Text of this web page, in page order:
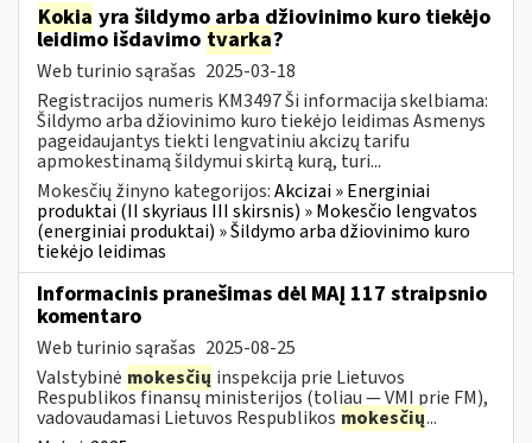
Kokia yra šildymo arba džiovinimo kuro tiekėjo
leidimo išdavimo tvarka?
Web turinio sąrašas 2025-03-18
Registracijos numeris KM3497 Ši informacija skelbiama:
Šildymo arba džiovinimo kuro tiekėjo leidimas Asmenys
pageidaujantys tiekti lengvatiniu akcizų tarifu
apmokestinamą šildymui skirtą kurą, turi...
Mokesčių žinyno kategorijos:Akcizai » Energiniai
produktai (II skyriaus III skirsnis) » Mokesčio lengvatos
(energiniai produktai) » Šildymo arba džiovinimo kuro
tiekėjo leidimas
Informacinis pranešimas dėl MAĮ 117 straipsnio
komentaro
Web turinio sąrašas 2025-08-25
Valstybinė mokesčių inspekcija prie Lietuvos
Respublikos finansų ministerijos (toliau — VMI prie FM),
vadovaudamasi Lietuvos Respublikos mokesčių...